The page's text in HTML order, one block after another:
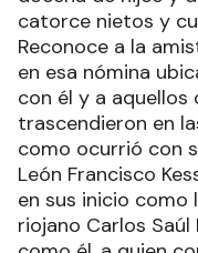
catorce nietos y
Reconoce a la
en esa nómina
con él y a
trascendieron en
como ocurrió con
León Francisco
en sus inicio como
riojano Carlos